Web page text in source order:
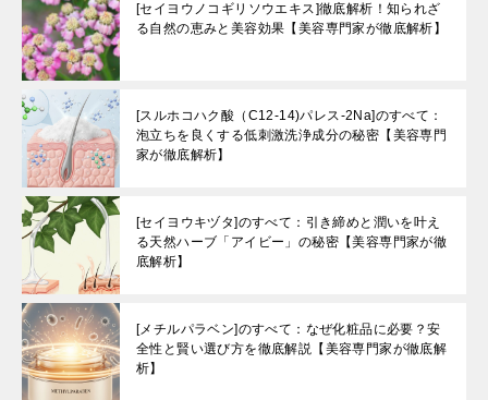
[セイヨウノコギリソウエキス]徹底解析！知られざ
る自然の恵みと美容効果【美容専門家が徹底解析】
[スルホコハク酸（C12-14)パレス-2Na]のすべて：
泡立ちを良くする低刺激洗浄成分の秘密【美容専門
家が徹底解析】
[セイヨウキヅタ]のすべて：引き締めと潤いを叶え
る天然ハーブ「アイビー」の秘密【美容専門家が徹
底解析】
[メチルパラベン]のすべて：なぜ化粧品に必要？安
全性と賢い選び方を徹底解説【美容専門家が徹底解
析】